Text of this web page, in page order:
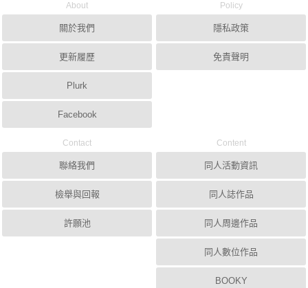
About
關於我們
更新履歷
Plurk
Facebook
Policy
隱私政策
免責聲明
Contact
聯絡我們
檢舉與回報
許願池
Content
同人活動資訊
同人誌作品
同人周邊作品
同人數位作品
BOOKY